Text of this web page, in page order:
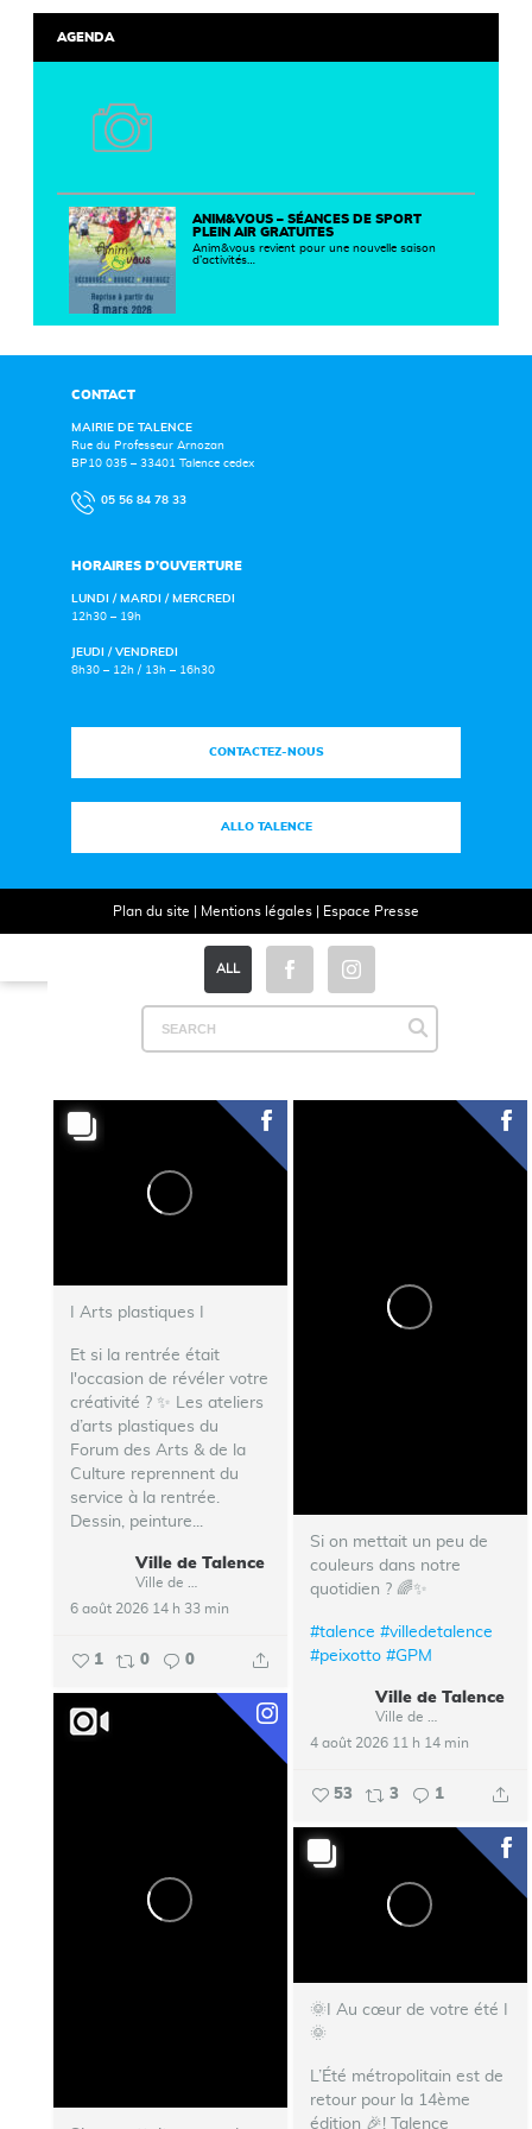
ALL
I Arts plastiques I
Et si la rentrée était
l'occasion de révéler votre
créativité ? ✨ Les ateliers
d’arts plastiques du
Forum des Arts & de la
Culture reprennent du
service à la rentrée.
Dessin, peinture...
Ville de Talence
6 août 2026 14 h 33 min
1 0 0
Si on mettait un peu de
couleurs dans notre
quotidien ? 🌈✨
#talence #villedetalence
#peixotto #GPM
Ville de Talence
4 août 2026 11 h 14 min
53 3 1
🌞I Au cœur de votre été I
🌞
L’Été métropolitain est de
retour pour la 14ème
édition 🎉!
Talence
AGENDA
ANIM&VOUS – SÉANCES DE SPORT
PLEIN AIR GRATUITES
Anim&vous revient pour une nouvelle saison
d’activités…
CONTACT
MAIRIE DE TALENCE
Rue du Professeur Arnozan
BP10 035 – 33401 Talence cedex
05 56 84 78 33
HORAIRES D’OUVERTURE
LUNDI / MARDI / MERCREDI
12h30 – 19h
JEUDI / VENDREDI
8h30 – 12h / 13h – 16h30
CONTACTEZ-NOUS
ALLO TALENCE
Plan du site Mentions légales| Espace Presse